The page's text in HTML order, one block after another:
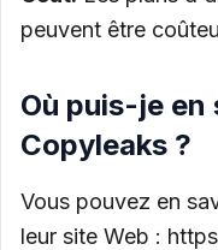
peuvent être
Où puis-je en
Copyleaks ?
Vous pouvez en
leur site Web :